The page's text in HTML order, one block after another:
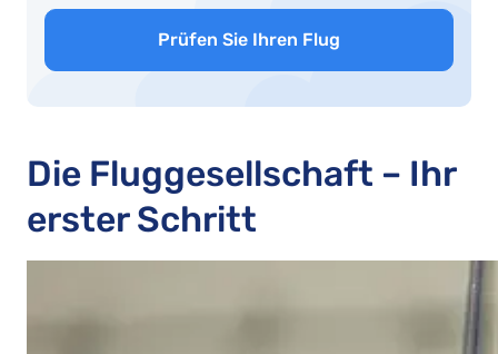
Prüfen Sie Ihren Flug
Die Fluggesellschaft – Ihr
erster Schritt